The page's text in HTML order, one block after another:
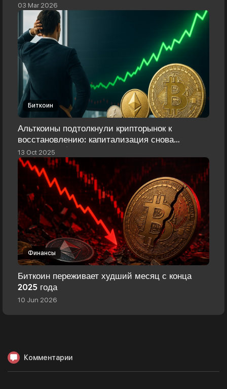
роста
03 Mar 2026
Биткоин
Альткоины подтолкнули крипторынок к
восстановлению: капитализация снова
превысила $4 трлн
13 Oct 2025
Финансы
Биткоин переживает худший месяц с конца
2025 года
10 Jun 2026
Комментарии